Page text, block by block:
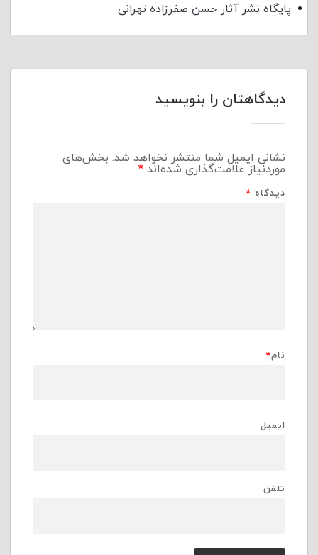
پایگاه نشر آثار حسن صفرزاده تهرانی
دیدگاهتان را بنویسید
نشانی ایمیل شما منتشر نخواهد شد. بخش‌های
موردنیاز علامت‌گذاری شده‌اند*
دیدگاه *
نام*
ایمیل
تلفن